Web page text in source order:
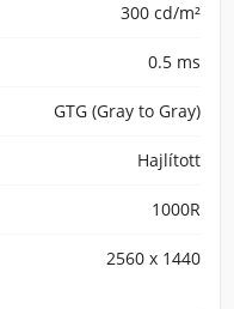
300 cd/m²
0.5 ms
GTG (Gray to Gray)
Hajlított
1000R
2560 x 1440